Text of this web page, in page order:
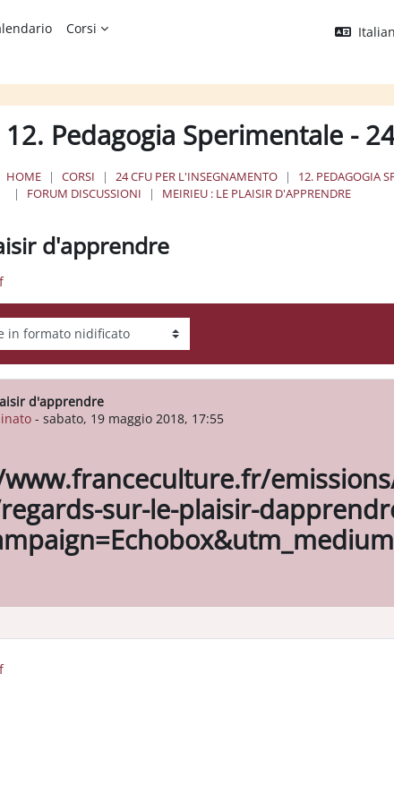
Corsi
12. Pedagogia Sperimentale -
HOME CORSI 24 CFU PER L'INSEGNAMENTO 12. PEDAGOGIA
FORUM DISCUSSIONI
MEIRIEU : LE PLAISIR D'APPRENDRE
d'apprendre
d'apprendre
- sabato, 19 maggio 2018, 17:55
0
sur-le-plaisir-